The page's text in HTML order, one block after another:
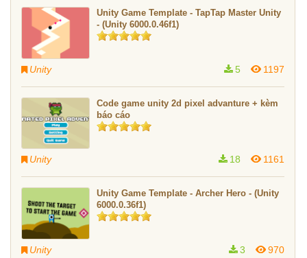
Unity Game Template - TapTap Master Unity
- (Unity 6000.0.46f1)
Unity 1197
5
Code game unity 2d pixel advanture + kèm
báo cáo
Unity 1161
18
Unity Game Template - Archer Hero - (Unity
6000.0.36f1)
Unity 970
3